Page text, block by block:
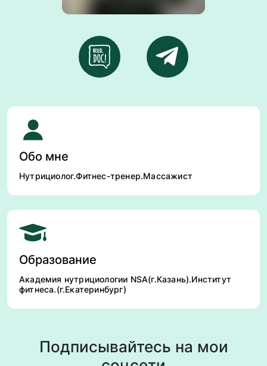
Обо мне
Нутрициолог.Фитнес-тренер.Массажист
Образование
Академия нутрициологии NSA(г.Казань).Институт
фитнеса.(г.Екатеринбург)
Подписывайтесь на мои